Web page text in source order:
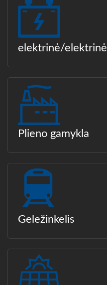
elektrinė/elektrinė
Plieno gamykla
Geležinkelis